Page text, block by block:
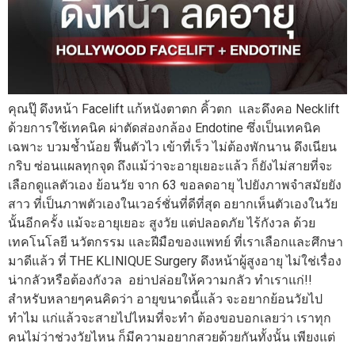
คุณปุ๊ ดึงหน้า Facelift แก้หนังตาตก คิ้วตก และดึงคอ Necklift
ด้วยการใช้เทคนิค ผ่าตัดส่องกล้อง Endotine ซึ่งเป็นเทคนิค
เฉพาะ บวมช้ำน้อย ฟื้นตัวไว เข้าที่เร็ว ไม่ต้องพักนาน ดึงเนียน
กริบ ซ่อนแผลทุกจุด ถึงแม้ว่าจะอายุเยอะแล้ว ก็ยังไม่สายที่จะ
เลือกดูแลตัวเอง ย้อนวัย จาก 63 ขอลดอายุ ไปยังภาพจำสมัยยัง
สาว ที่เป็นภาพตัวเองในเวอร์ชั่นที่ดีที่สุด อยากเห็นตัวเองในวัย
นั้นอีกครั้ง แม้จะอายุเยอะ สูงวัย แต่ปลอดภัย ไร้กังวล ด้วย
เทคโนโลยี นวัตกรรม และฝีมือของแพทย์ ที่เราเลือกและศึกษา
มาดีแล้ว ที่ THE KLINIQUE Surgery ดึงหน้าผู้สูงอายุ ไม่ใช่เรื่อง
น่ากลัวหรือต้องกังวล อย่าปล่อยให้ความกลัว ทำเราแก่!!
สำหรับหลายๆคนคิดว่า อายุขนาดนี้แล้ว จะอยากย้อนวัยไป
ทำไม แก่แล้วจะสายไปไหมที่จะทำ ต้องขอบอกเลยว่า เราทุก
คนไม่ว่าช่วงวัยไหน ก็มีความอยากสวยด้วยกันทั้งนั้น เพียงแต่